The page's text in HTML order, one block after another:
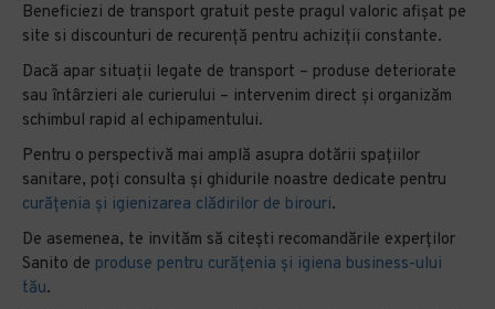
Beneficiezi de transport gratuit peste pragul valoric afișat pe
site si discounturi de recurență pentru achiziții constante.
Dacă apar situații legate de transport – produse deteriorate
sau întârzieri ale curierului – intervenim direct și organizăm
schimbul rapid al echipamentului.
Pentru o perspectivă mai amplă asupra dotării spațiilor
sanitare, poți consulta și ghidurile noastre dedicate pentru
curățenia și igienizarea clădirilor de birouri.
De asemenea, te invităm să citești recomandările experților
Sanito de produse pentru curățenia și igiena business-ului
tău.